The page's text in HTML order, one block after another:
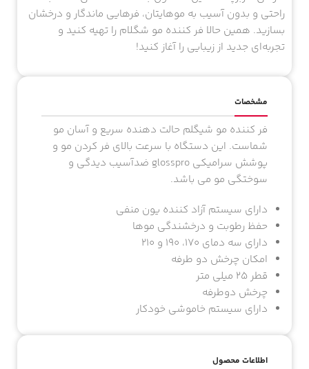
راحتی و بدون آسیب به موهایتان، فرهایی ماندگار و درخشان
بسازید. همین حالا فر کننده مو شگلام را تهیه کنید و
تجربه‌ای جدید از زیبایی را آغاز کنید!
مشخصات
فر کننده مو شیگلم حالت دهنده سریع و آسان مو
شماست. این دستگاه با سرعت بالای فر کردن مو و
پوشش سرامیکی glosspro ضدآسیب دیدگی و
سوختگی مو می باشد.
دارای سیستم آزاد کننده یون منفی
حفظ رطوبت و درخشندگی موها
دارای سه دمای 170، 190 و 210
امکان چرخش دو طرفه
قطر 25 میلی متر
چرخش دوطرفه
دارای سیستم خاموشی خودکار
اطلاعات محصول